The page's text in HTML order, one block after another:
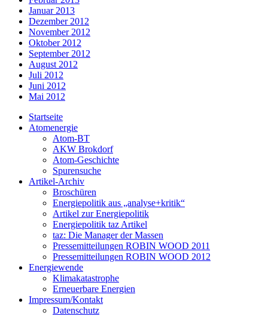
Januar 2013
Dezember 2012
November 2012
Oktober 2012
September 2012
August 2012
Juli 2012
Juni 2012
Mai 2012
Startseite
Atomenergie
Atom-BT
AKW Brokdorf
Atom-Geschichte
Spurensuche
Artikel-Archiv
Broschüren
Energiepolitik aus „analyse+kritik“
Artikel zur Energiepolitik
Energiepolitik taz Artikel
taz: Die Manager der Massen
Pressemitteilungen ROBIN WOOD 2011
Pressemitteilungen ROBIN WOOD 2012
Energiewende
Klimakatastrophe
Erneuerbare Energien
Impressum/Kontakt
Datenschutz